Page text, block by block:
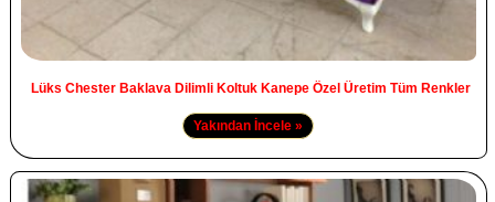
Lüks Chester Baklava Dilimli Koltuk Kanepe Özel Üretim Tüm Renkler
Yakından İncele »